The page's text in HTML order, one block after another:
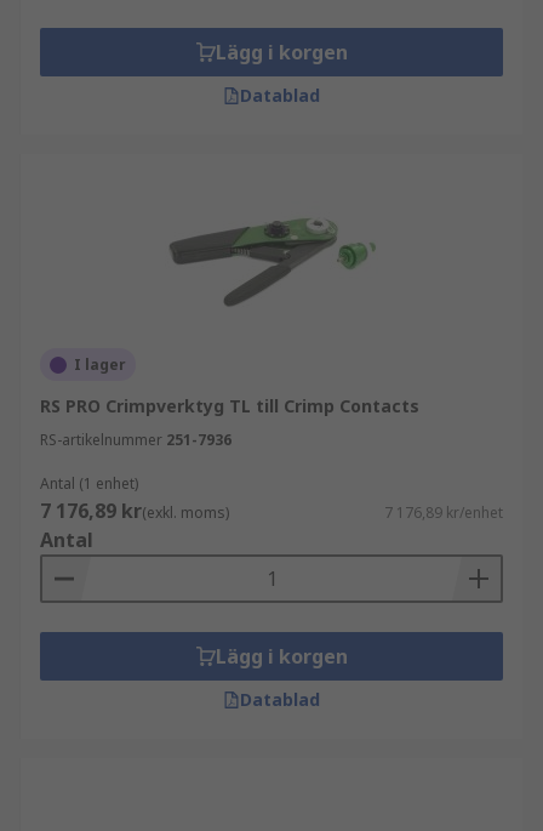
Lägg i korgen
Datablad
I lager
RS PRO Crimpverktyg TL till Crimp Contacts
RS-artikelnummer 251-7936
Antal (1 enhet)
7 176,89 kr(exkl. moms) 7 176,89 kr/enhet
Antal
Lägg i korgen
Datablad